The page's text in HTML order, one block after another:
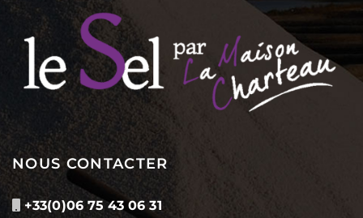
NOUS CONTACTER
+33(0)06 75 43 06 31